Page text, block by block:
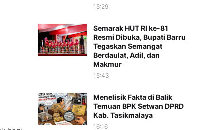
15:29
Semarak HUT RI ke-81
Resmi Dibuka, Bupati Barru
Tegaskan Semangat
Berdaulat, Adil, dan
Makmur
15:43
Menelisik Fakta di Balik
Temuan BPK Setwan DPRD
Kab. Tasikmalaya
16:16